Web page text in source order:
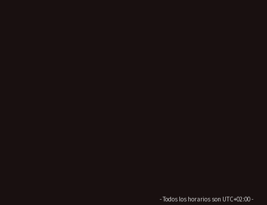
- Todos los horarios son UTC+02:00-